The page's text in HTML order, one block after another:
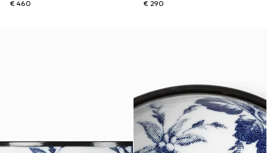
€ 460
€ 290